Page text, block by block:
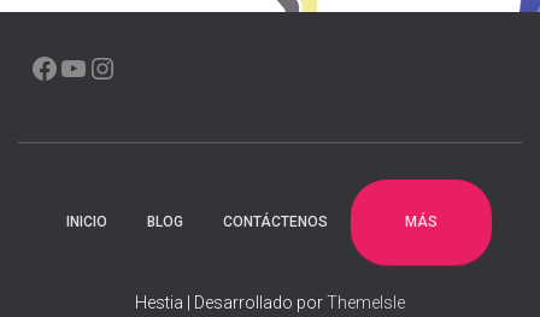
FACEBOOK YOUTUBE
INICIO BLOG CONTÁCTENOS MÁS
Hestia | Desarrollado porThemeIsle